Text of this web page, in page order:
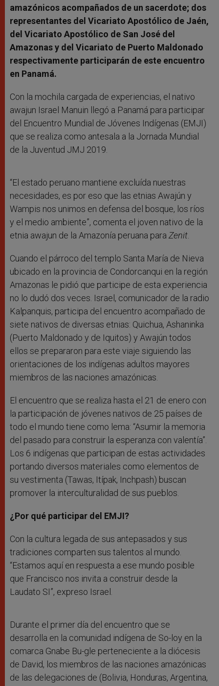
amazónicos acompañados de un sacerdote; dos
representantes del Vicariato Apostólico de Jaén,
del Vicariato Apostólico de San José del
Amazonas y del Vicariato de Puerto Maldonado
respectivamente participarán de este encuentro
en Panamá.
Con la mochila cargada de experiencias, el nativo
awajun Israel Manuin llegó a Panamá para participar
del Encuentro Mundial de Jóvenes Indígenas (EMJI)
que se realiza como antesala a la Jornada Mundial
de la Juventud JMJ 2019.
“El estado peruano mantiene excluída nuestras
necesidades, es por eso que las etnias Awajún y
Wampis nos unimos en defensa del bosque, los ríos
y el medio ambiente”, comenta el joven nativo de la
etnia awajun de la Amazonía peruana para Zenit
Cuando el párroco del templo Santa María de Nieva
ubicado en la provincia de Condorcanqui en la región
Amazonas le pidió que participe de esta experiencia
no lo dudó dos veces. Israel, comunicador de la radio
Kalpanquis, participa del encuentro acompañado de
siete nativos de diversas etnias: Quichua, Ashaninka
(Puerto Maldonado y de Iquitos) y Awajún todos
ellos se prepararon para este viaje siguiendo las
orientaciones de los indígenas adultos mayores
miembros de las naciones amazónicas.
El encuentro que se realiza hasta el 21 de enero con
la participación de jóvenes nativos de 25 países de
todo el mundo tiene como lema: “Asumir la memoria
del pasado para construir la esperanza con valentía”.
Los 6 indígenas que participan de estas actividades
portando diversos materiales como elementos de
su vestimenta (Tawas, Itípak, Inchpash) buscan
promover la interculturalidad de sus pueblos.
¿Por qué participar del EMJI?
Con la cultura legada de sus antepasados y sus
tradiciones comparten sus talentos al mundo.
“Estamos aquí en respuesta a ese mundo posible
que Francisco nos invita a construir desde la
Laudato SI”, expreso Israel.
Durante el primer día del encuentro que se
desarrolla en la comunidad indígena de So-loy en la
comarca Gnabe Bu-gle perteneciente a la diócesis
de David, los miembros de las naciones amazónicas
de las delegaciones de (Bolivia, Honduras, Argentina,